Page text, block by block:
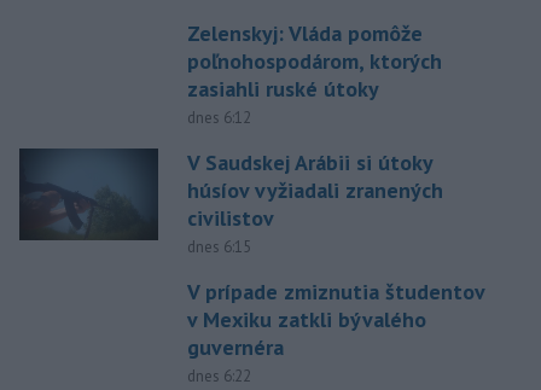
Zelenskyj: Vláda pomôže
poľnohospodárom, ktorých
zasiahli ruské útoky
dnes 6:12
V Saudskej Arábii si útoky
húsíov vyžiadali zranených
civilistov
dnes 6:15
V prípade zmiznutia študentov
v Mexiku zatkli bývalého
guvernéra
dnes 6:22